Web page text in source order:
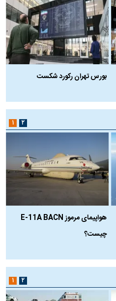
بورس تهران رکورد شکست
هواپیمای مرموز E-11A BACN
چیست؟
۱ ۲
۱ ۲